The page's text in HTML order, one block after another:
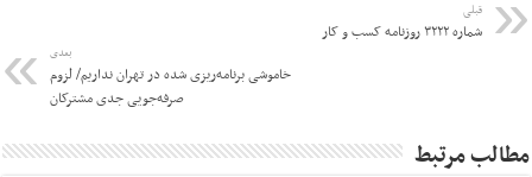
قبلی
شماره ۳۲۲۲ روزنامه کسب و کار
بعدی
خاموشی برنامه‌ریزی شده در تهران نداریم/ لزوم
صرفه‌جویی جدی مشترکان
مطالب مرتبط